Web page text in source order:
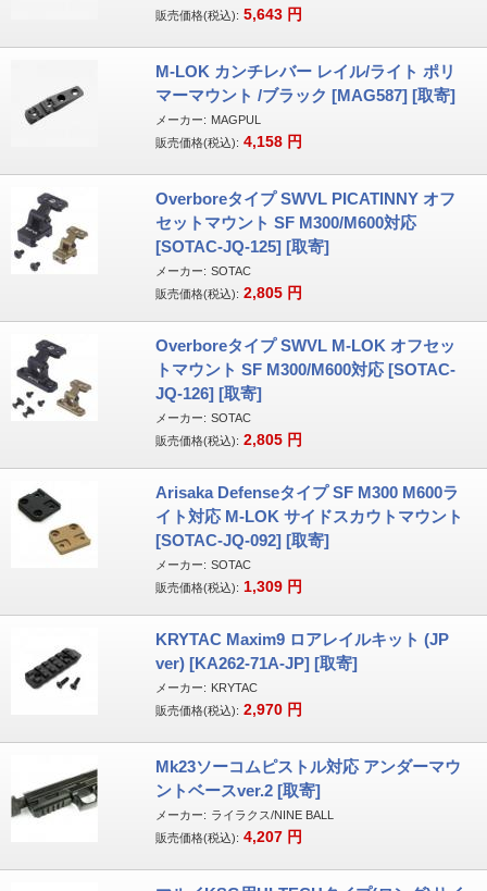
販売価格(税込): 5,643 円
M-LOK カンチレバー レイル/ライト ポリ
マーマウント /ブラック [MAG587] [取寄]
メーカー: MAGPUL
販売価格(税込): 4,158 円
Overboreタイプ SWVL PICATINNY オフ
セットマウント SF M300/M600対応
[SOTAC-JQ-125] [取寄]
メーカー: SOTAC
販売価格(税込): 2,805 円
Overboreタイプ SWVL M-LOK オフセッ
トマウント SF M300/M600対応 [SOTAC-
JQ-126] [取寄]
メーカー: SOTAC
販売価格(税込): 2,805 円
Arisaka Defenseタイプ SF M300 M600ラ
イト対応 M-LOK サイドスカウトマウント
[SOTAC-JQ-092] [取寄]
メーカー: SOTAC
販売価格(税込): 1,309 円
KRYTAC Maxim9 ロアレイルキット (JP
ver) [KA262-71A-JP] [取寄]
メーカー: KRYTAC
販売価格(税込): 2,970 円
Mk23ソーコムピストル対応 アンダーマウ
ントベースver.2 [取寄]
メーカー: ライラクス/NINE BALL
販売価格(税込): 4,207 円